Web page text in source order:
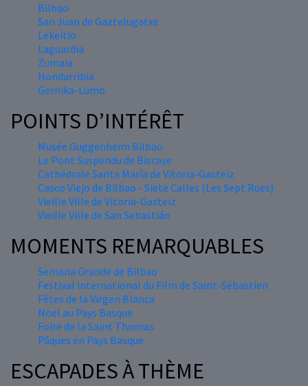
Bilbao
San Juan de Gaztelugatxe
Lekeitio
Laguardia
Zumaia
Hondarribia
Gernika-Lumo
POINTS D’INTÉRÊT
Musée Guggenheim Bilbao
Le Pont Suspendu de Biscaye
Cathédrale Santa María de Vitoria-Gasteiz
Casco Viejo de Bilbao - Siete Calles (Les Sept Rues)
Vieille Ville de Vitoria-Gasteiz
Vieille Ville de San Sebastián
MOMENTS REMARQUABLES
Semana Grande de Bilbao
Festival international du Film de Saint-Sébastien
Fêtes de la Virgen Blanca
Nöel au Pays Basque
Foire de la Saint Thomas
Pâques en Pays Basque
ESCAPADES À THÈME